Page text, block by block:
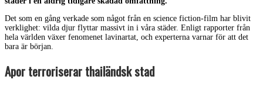
Det som en gång verkade som något från en science fiction-film har blivit
verklighet: vilda djur flyttar massivt in i våra städer. Enligt rapporter från
hela världen växer fenomenet lavinartat, och experterna varnar för att det
bara är början.
Apor terroriserar thailändsk stad